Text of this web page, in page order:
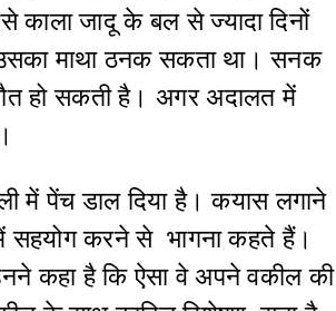
काला जादू के बल से ज्यादा दिनों
उसका माथा ठनक सकता था। सनक
हो सकती है। अगर अदालत में
में पेंच डाल दिया है। कयास लगाने
सहयोग करने से भागना कहते हैं।
कहा है कि ऐसा वे अपने वकील की